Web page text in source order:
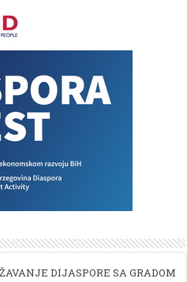
DIJASPORE SA GRADOM